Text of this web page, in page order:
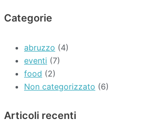
Categorie
abruzzo (4)
eventi (7)
food (2)
Non categorizzato (6)
Articoli recenti